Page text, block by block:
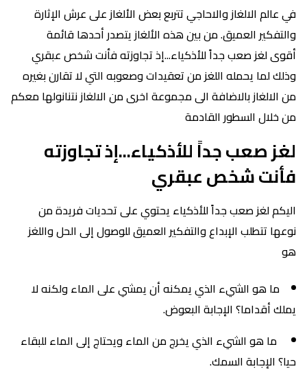
في عالم الالغاز والاحاجي تتربع بعض الألغاز على عرش الإثارة
والتفكير العميق. من بين هذه الألغاز يتصدر أحدها قائمة
أقوى لغز صعب جداً للأذكياء...إذ تجاوزته فأنت شخص عبقري
وذلك لما يحمله اللغز من تعقيدات وصعوبه التي لا تقارن بغيره
من الالغاز بالاضافة الى مجموعة اخرى من الالغاز نتنانولها معكم
من خلال السطور القادمة
لغز صعب جداً للأذكياء...إذ تجاوزته
فأنت شخص عبقري
اليكم لغز صعب جداً للأذكياء يحتوي على تحديات فريدة من
نوعها تتطلب الإبداع والتفكير العميق للوصول إلى الحل واللغز
هو
ما هو الشيء الذي يمكنه أن يمشي على الماء ولكنه لا
يملك أقداما؟ الإجابة البعوض.
ما هو الشيء الذي يخرج من الماء ويحتاج إلى الماء للبقاء
حيا؟ الإجابة السمك.